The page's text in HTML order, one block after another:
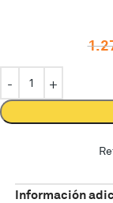
Información